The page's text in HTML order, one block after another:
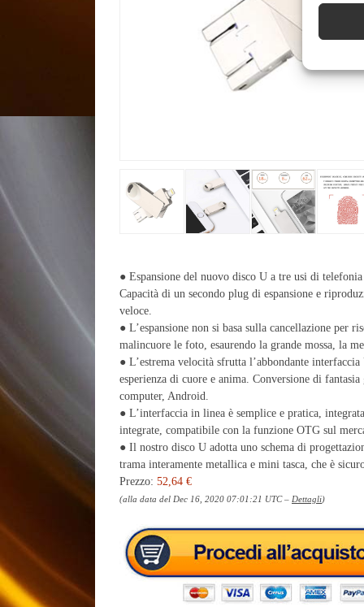
● Espansione del nuovo disco U a tre usi di
Capacità di un secondo plug di espansione e
veloce.
● L’espansione non si basa sulla cancellazione per
malincuore le foto, esaurendo la grande mossa, la
● L’estrema velocità sfrutta l’abbondante
esperienza di cuore e anima. Conversione di
computer, Android.
● L’interfaccia in linea è semplice e pratica,
integrate, compatibile con la funzione OTG sul
● Il nostro disco U adotta uno schema di
trama interamente metallica e mini tasca, che è
Prezzo: 52,64 €
(alla data del Dec 16, 2020 07:01:21 UTC – Dettagli)